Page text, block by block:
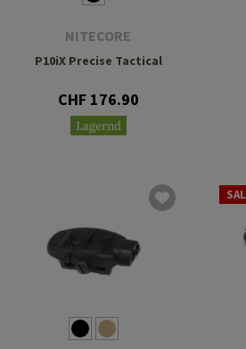
NITECORE
P10iX Precise Tactical
CHF 176.90
Lagernd